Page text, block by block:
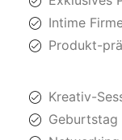
Intime
Produkt-
Kreativ-
Geburtstag